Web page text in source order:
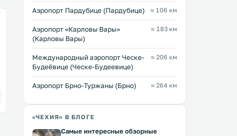
0 км
Hotel Zlatý Kohout
80 … 105 $
Уютный отель Zlaty Kohout
находится в самом центре города
Млада-Болеслав, всего в 50 метрах
от автобусной остановки на
Староместской площади. На
кухня. Блюда подают в ресторане
1 км
Penzion ve Skalici
Отель Penzion ve Skalici
в историческом центре
сауной, баром и садом с
принадлежностями для
бесплатный WiFi. .
Аэропорт Пардубице (Пардубице) ≈ 106 км
Аэропорт «Карловы Вары»
(Карловы Вары)
≈ 183 км
Международный аэропорт Ческе-
Будеёвице (Ческе-Будеевице)
≈ 206 км
Аэропорт Брно-Туржаны (Брно) ≈ 264 км
«ЧЕХИЯ» В БЛОГЕ
Самые интересные обзорные